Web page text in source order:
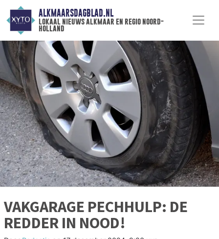
ALKMAARSDAGBLAD.NL
lokaal nieuws alkmaar en regio noord-
holland
VAKGARAGE PECHHULP: DE
REDDER IN NOOD!